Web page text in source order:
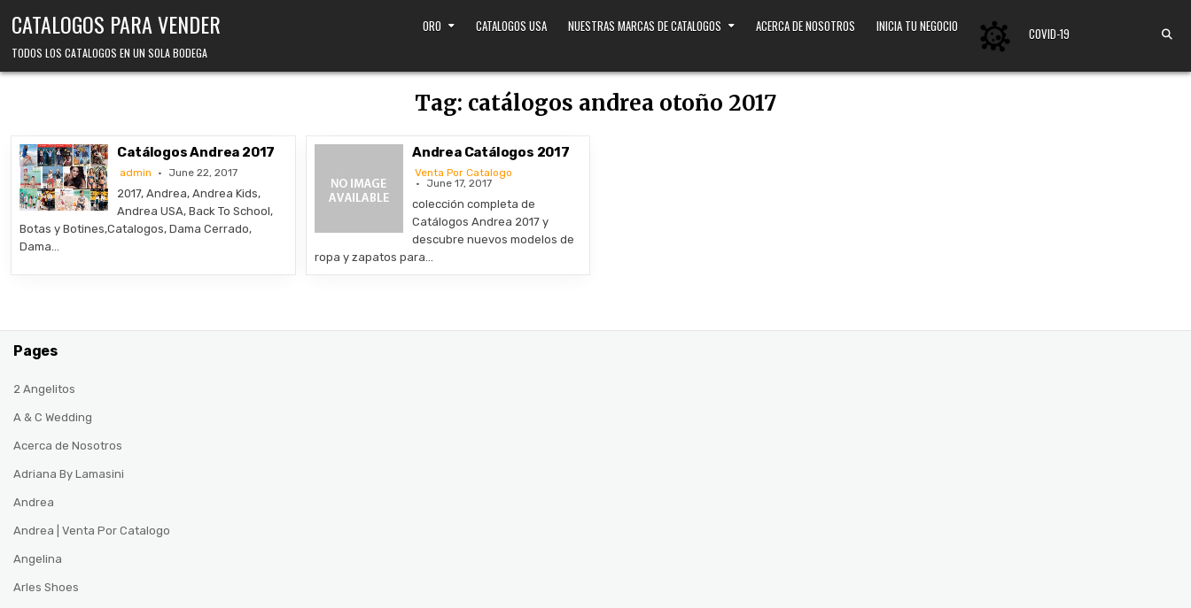
CATALOGOS PARA VENDER
TODOS LOS CATALOGOS EN UN SOLA BODEGA
ORO CATALOGOS USA NUESTRAS MARCAS DE CATALOGOS ACERCA DE NOSOTROS INICIA TU NEGOCIO COVID-19
Tag: catálogos andrea otoño 2017
Catálogos Andrea 2017
admin June 22, 2017
2017, Andrea, Andrea Kids,
Andrea USA, Back To School,
Botas y Botines,Catalogos, Dama Cerrado,
Dama…
Andrea Catálogos 2017
Venta Por Catalogo
June 17, 2017
colección completa de
Catálogos Andrea 2017 y
descubre nuevos modelos de
ropa y zapatos para…
Pages
2 Angelitos
A & C Wedding
Acerca de Nosotros
Adriana By Lamasini
Andrea
Andrea | Venta Por Catalogo
Angelina
Arles Shoes